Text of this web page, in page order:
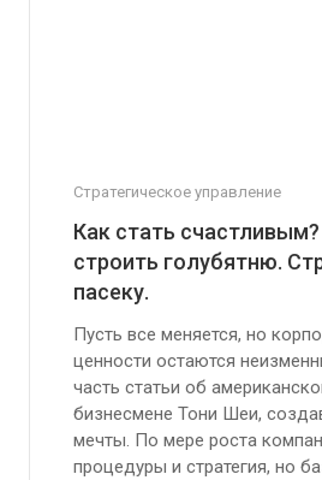
Стратегическое управление
Как стать
строить голубятню.
пасеку.
Пусть все меняется, но
ценности остаются
часть статьи об
бизнесмене Тони Шеи,
мечты. По мере роста
процедуры и стратегия, но